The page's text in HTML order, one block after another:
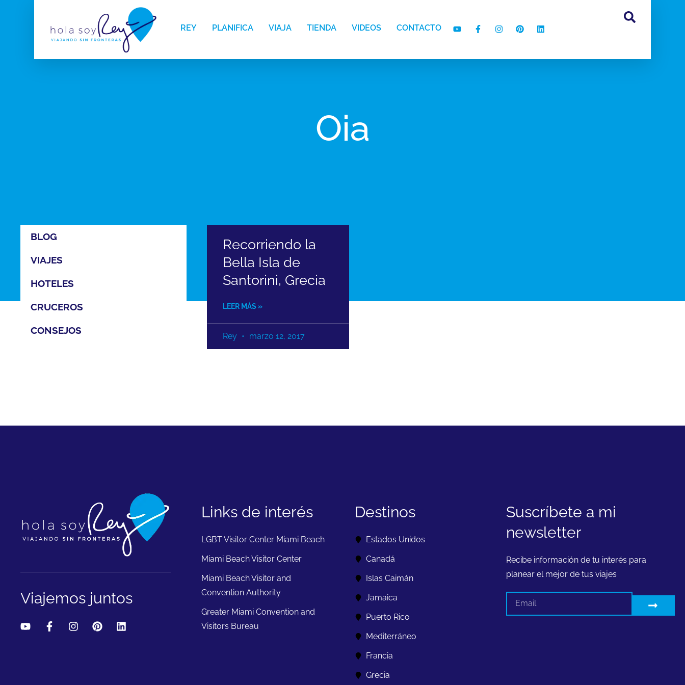
REY PLANIFICA VIAJA TIENDA VIDEOS CONTACTO
Oia
BLOG
VIAJES
HOTELES
CRUCEROS
CONSEJOS
Recorriendo la
Bella Isla de
Santorini, Grecia
LEER MÁS »
Rey marzo 12, 2017
Viajemos juntos
Links de interés
LGBT Visitor Center Miami Beach
Miami Beach Visitor Center
Miami Beach Visitor and
Convention Authority
Greater Miami Convention and
Visitors Bureau
Destinos
Estados Unidos
Canadá
Islas Caimán
Jamaica
Puerto Rico
Mediterráneo
Francia
Grecia
Suscríbete a mi
newsletter
Recibe información de tu interés para
planear el mejor de tus viajes